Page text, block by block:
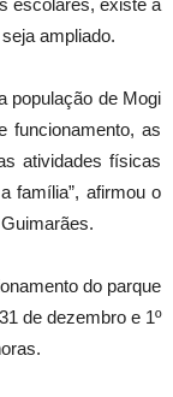
escolares, existe a
ampliado.
população de Mogi
funcionamento, as
atividades físicas
família”, afirmou o
do parque
de dezembro e 1º